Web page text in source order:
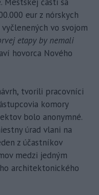
Mestskej časti sa
eur z nórskych
vo svojom
etapy by nemali
hovorca Nového
tvorili pracovníci
komory
bolo anonymné.
úrad vlani na
z účastníkov
medzi jedným
architektonického